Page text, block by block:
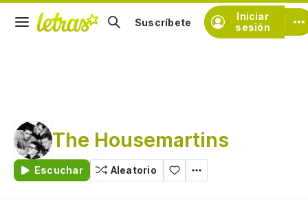
Iniciar
sesión
Suscríbete
The Housemartins
Escuchar Aleatorio